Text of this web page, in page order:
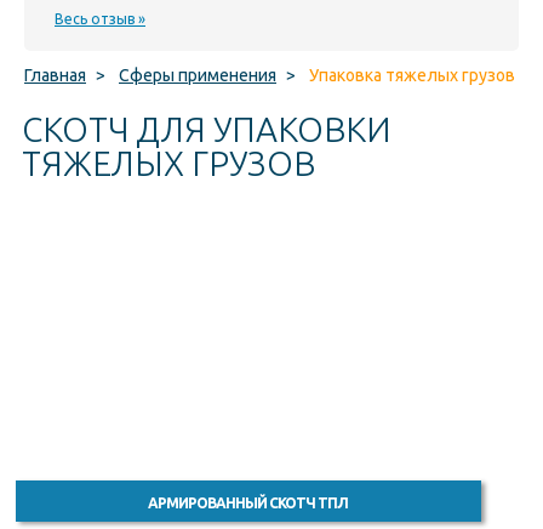
Весь отзыв »
Главная > Сферы применения > Упаковка тяжелых грузов
СКОТЧ ДЛЯ УПАКОВКИ
ТЯЖЕЛЫХ ГРУЗОВ
АРМИРОВАННЫЙ СКОТЧ ТПЛ